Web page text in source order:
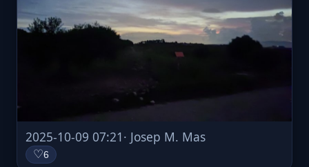
2025-10-09 07:21· Josep M. Mas
♡6